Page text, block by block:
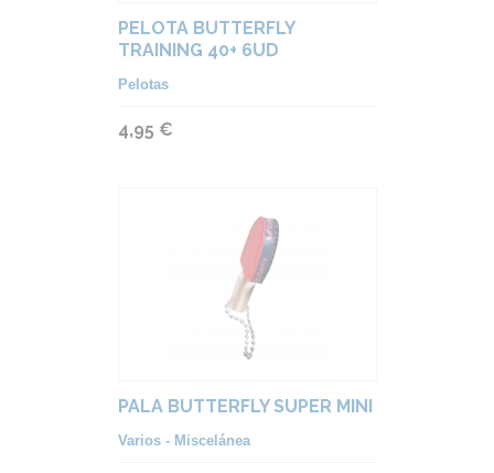
PELOTA BUTTERFLY
TRAINING 40+ 6UD
Pelotas
4,95 €
PALA BUTTERFLY SUPER MINI
Varios - Miscelánea